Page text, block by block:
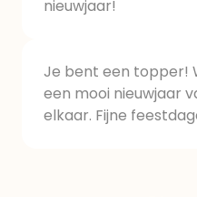
nieuwjaar!
Je bent een topper!
een mooi nieuwjaar
elkaar. Fijne